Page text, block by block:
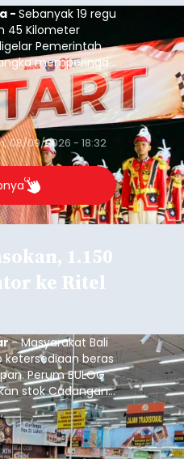
- Sebanyak 19 regu
45 Kilometer
Pemerintah
memperingati
Indonesia.
Sepak Bola
(8/8/2026) malam.
08/09/2026 - 18:32
1.150
ke Ritel
- Masyarakat Bali
beras
Perum BULOG
stok Cadangan
dalam kondisi
mampu memenuhi
sekitar 10 bulan.